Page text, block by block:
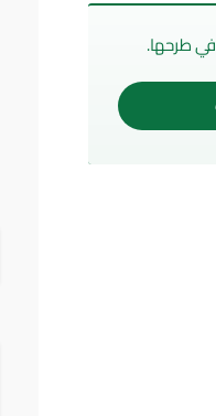
في طرحها.